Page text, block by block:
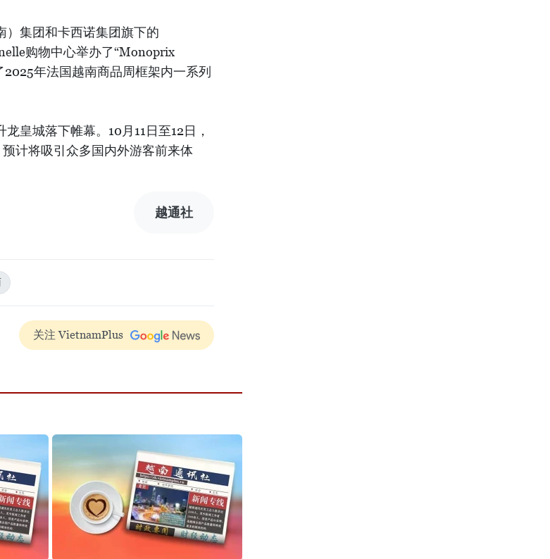
）集团和卡西诺集团旗下的
购物中心举办了“Monoprix
年法国越南商品周框架内一系列
皇城落下帷幕。10月11日至12日，
计将吸引众多国内外游客前来体
越通社
关注 VietnamPlus